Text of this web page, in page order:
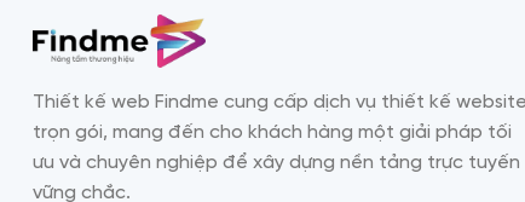
Thiết kế web Findme cung cấp dịch vụ thiết kế website
trọn gói, mang đến cho khách hàng một giải pháp tối
ưu và chuyên nghiệp để xây dựng nền tảng trực tuyến
vững chắc.